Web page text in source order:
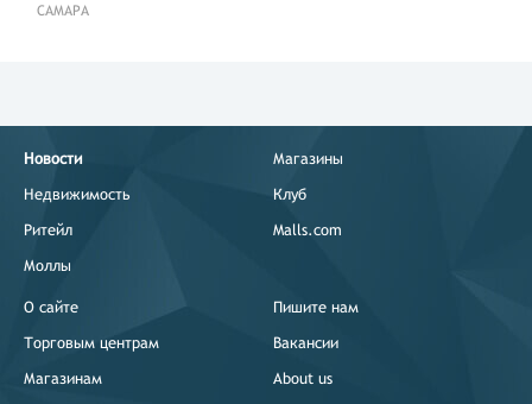
САМАРА
Новости
Недвижимость
Ритейл
Моллы
Магазины
Клуб
Malls.com
О сайте
Торговым центрам
Магазинам
Пишите нам
Вакансии
About us